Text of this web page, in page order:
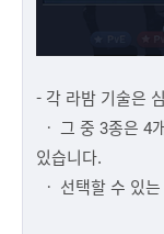
- 각 라밤 기술은
ㆍ 그 중 3종은 4
있습니다.
ㆍ 선택할 수 있